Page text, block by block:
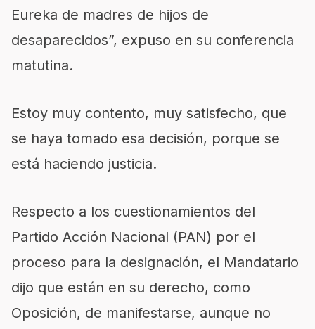
Eureka de madres de hijos de
desaparecidos”, expuso en su conferencia
matutina.
Estoy muy contento, muy satisfecho, que
se haya tomado esa decisión, porque se
está haciendo justicia.
Respecto a los cuestionamientos del
Partido Acción Nacional (PAN) por el
proceso para la designación, el Mandatario
dijo que están en su derecho, como
Oposición, de manifestarse, aunque no